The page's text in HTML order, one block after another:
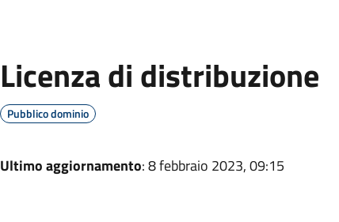
Licenza di distribuzione
Pubblico dominio
Ultimo aggiornamento: 8 febbraio 2023, 09:15